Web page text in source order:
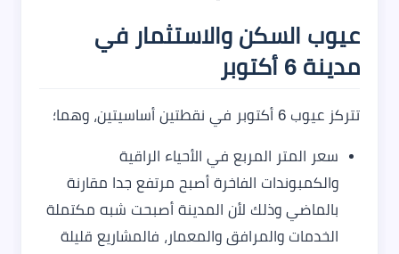
عيوب السكن والاستثمار في
مدينة 6 أكتوبر
تتركز عيوب 6 أكتوبر في نقطتين أساسيتين، وهما؛
سعر المتر المربع في الأحياء الراقية
والكمبوندات الفاخرة أصبح مرتفع جدا مقارنة
بالماضي وذلك لأن المدينة أصبحت شبه مكتملة
الخدمات والمرافق والمعمار، فالمشاريع قليلة